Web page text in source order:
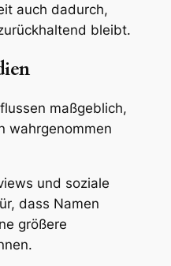
auch dadurch,
bleibt.
maßgeblich,
wahrgenommen
und soziale
dass Namen
größere